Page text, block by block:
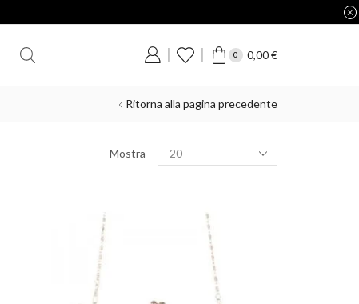
0 0,00€
Ritorna alla pagina precedente
Mostra